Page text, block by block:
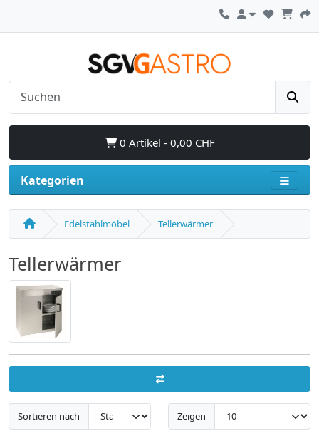
0 Artikel - 0,00 CHF
Kategorien
Edelstahlmöbel Tellerwärmer
Tellerwärmer
Sortieren nach Zeigen